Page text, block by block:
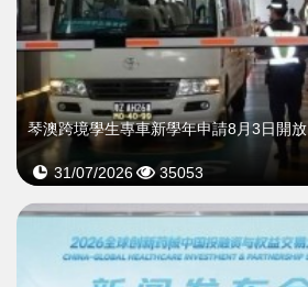
琴澳跨境學生專車新學年申請8月3日開放
31/07/2026 35053